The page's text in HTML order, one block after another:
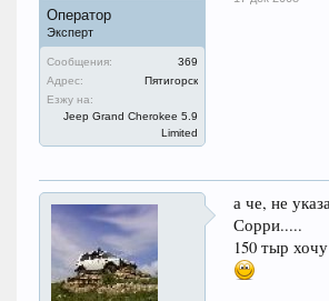
Оператор
Эксперт
Сообщения:
369
Адрес:
Пятигорск
Езжу на:
Jeep Grand Cherokee 5.9
Limited
а че, не
Сорри.....
150 тыр хочу